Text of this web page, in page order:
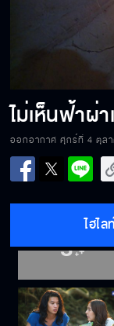
ไม่เห็นฟ้าผ่
ออกอากาศ ศุกร์ที่ 4 ตุล
ไฮไล